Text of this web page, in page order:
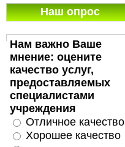
Наш опрос
Нам важно Ваше
мнение: оцените
качество услуг,
предоставляемых
специалистами
учреждения
Отличное качество
Хорошее качество